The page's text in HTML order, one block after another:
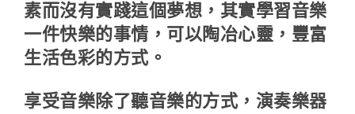
素而沒有實踐這個夢想，其實學習音樂
一件快樂的事情，可以陶冶心靈，豐富
生活色彩的方式。
享受音樂除了聽音樂的方式，演奏樂器